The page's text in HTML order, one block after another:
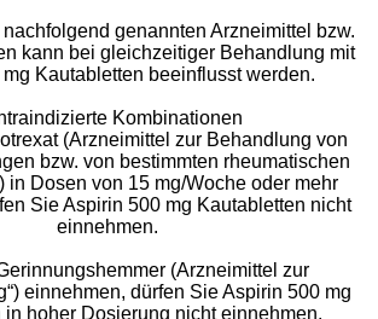
genannten Arzneimittel bzw.
kann bei gleichzeitiger Behandlung mit
Kautabletten beeinflusst werden.
Kombinationen
(Arzneimittel zur Behandlung von
bzw. von bestimmten rheumatischen
in Dosen von 15 mg/Woche oder mehr
Sie Aspirin 500 mg Kautabletten nicht
einnehmen.
(Arzneimittel zur
einnehmen, dürfen Sie Aspirin 500 mg
in hoher Dosierung nicht einnehmen.